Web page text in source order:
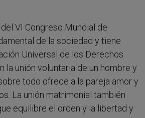
VI Congreso Mundial de
de la sociedad y tiene
Universal de los Derechos
la unión voluntaria de un hombre y
todo ofrece a la pareja amor y
La unión matrimonial también
equilibre el orden y la libertad y